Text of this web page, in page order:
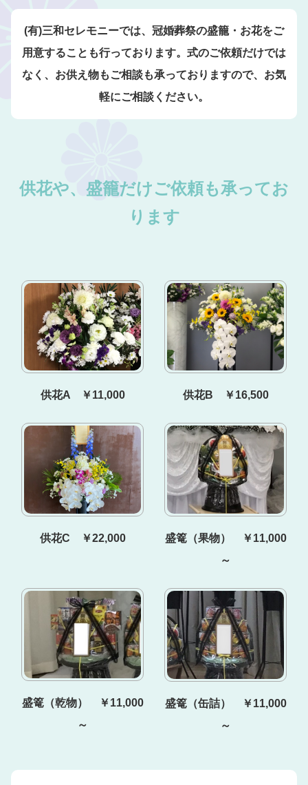
(有)三和セレモニーでは、冠婚葬祭の盛籠・お花をご
用意することも行っております。式のご依頼だけでは
なく、お供え物もご相談も承っておりますので、お気
軽にご相談ください。
供花や、盛籠だけご依頼も承ってお
ります
供花A ￥11,000 供花B ￥16,500
供花C ￥22,000
盛篭（果物） ￥11,000
～
盛篭（乾物） ￥11,000
～
盛篭（缶詰） ￥11,000
～